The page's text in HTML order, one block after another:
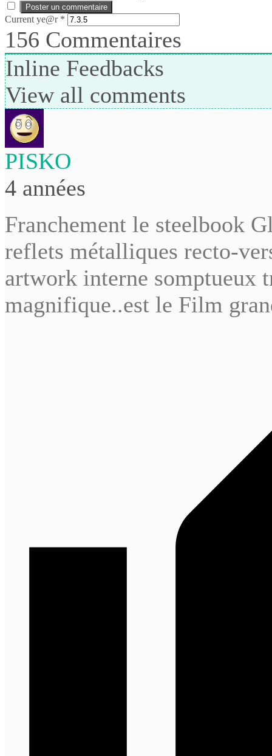
Current ye@r *
156 Commentaires
Inline Feedbacks
View all comments
PISKO
4 années
Franchement le steelbook
reflets métalliques recto-
artwork interne somptueux
magnifique..est le Film